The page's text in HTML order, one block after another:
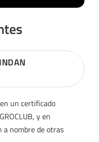
un certificado
y en
a nombre de otras